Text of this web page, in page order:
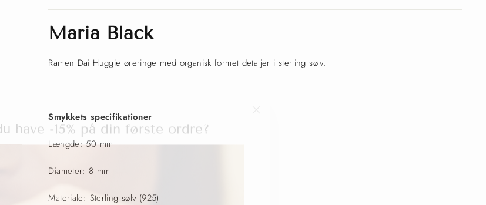
Maria Black
Ramen Dai Huggie øreringe med organisk formet detaljer i sterling sølv.
Smykkets specifikationer
Længde: 50 mm
Diameter: 8 mm
Materiale: Sterling sølv (925)
have -15% på din første ordre?